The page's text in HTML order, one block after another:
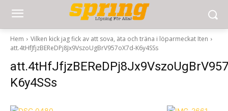
Hem
Vilken kick jag fick av att sova, äta och träna i löparmeckat Iten
att.4tHfJfjzBEReDPj8Jx9VszoUgBrV957oX7d-K6y4SSs
K6y4SSs